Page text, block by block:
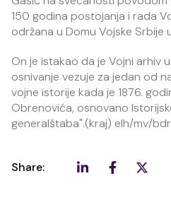
150 godina postojanja i rada
održana u Domu Vojske Srbije
On je istakao da je Vojni arhiv
osnivanje vezuje za jedan od
vojne istorije kada je 1876.
Obrenovića, osnovano
generalštaba".(kraj) elh/mv/bdr
Share: